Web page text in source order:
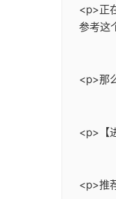
<p>正
参考这
<p>那
<p>【
<p>推